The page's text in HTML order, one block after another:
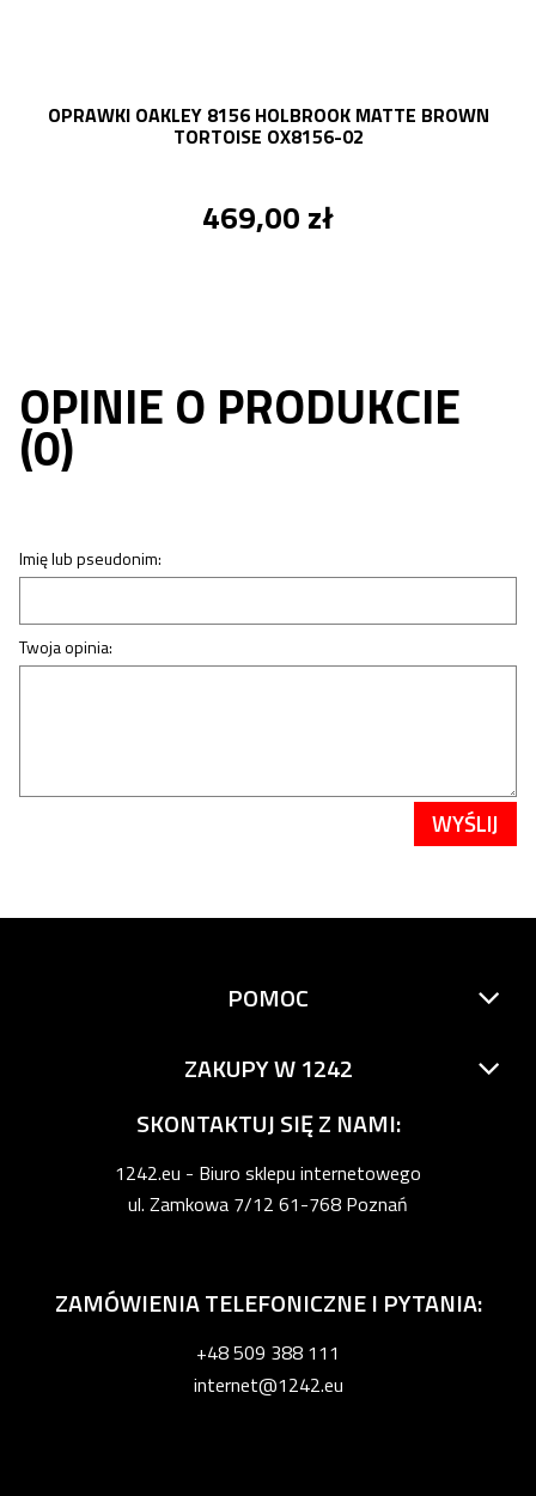
OPRAWKI OAKLEY 8156 HOLBROOK MATTE BROWN
TORTOISE OX8156-02
469,00 zł
OPINIE O PRODUKCIE
(0)
Imię lub pseudonim:
Twoja opinia:
WYŚLIJ
POMOC
ZAKUPY W 1242
SKONTAKTUJ SIĘ Z NAMI:
1242.eu - Biuro sklepu internetowego
ul. Zamkowa 7/12 61-768 Poznań
ZAMÓWIENIA TELEFONICZNE I PYTANIA:
+48 509 388 111
internet@1242.eu